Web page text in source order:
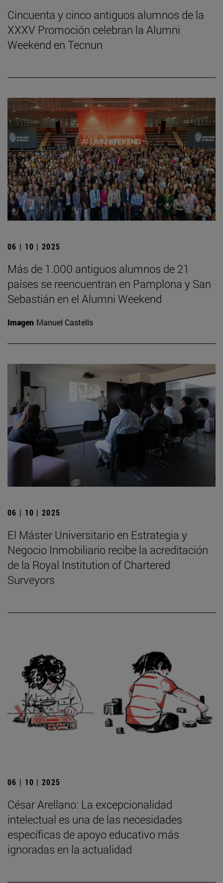
Cincuenta y cinco antiguos alumnos de la
XXXV Promoción celebran la Alumni
Weekend en Tecnun
06 | 10 | 2025
Más de 1.000 antiguos alumnos de 21
países se reencuentran en Pamplona y San
Sebastián en el Alumni Weekend
Imagen Manuel Castells
06 | 10 | 2025
El Máster Universitario en Estrategia y
Negocio Inmobiliario recibe la acreditación
de la Royal Institution of Chartered
Surveyors
06 | 10 | 2025
César Arellano: La excepcionalidad
intelectual es una de las necesidades
específicas de apoyo educativo más
ignoradas en la actualidad